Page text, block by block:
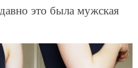
это была мужская